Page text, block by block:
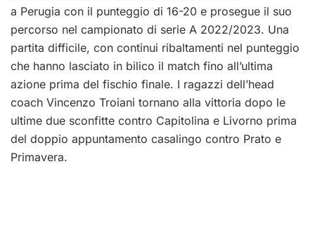
a Perugia con il punteggio di 16-20 e prosegue il suo
percorso nel campionato di serie A 2022/2023. Una
partita difficile, con continui ribaltamenti nel punteggio
che hanno lasciato in bilico il match fino all’ultima
azione prima del fischio finale. I ragazzi dell’head
coach Vincenzo Troiani tornano alla vittoria dopo le
ultime due sconfitte contro Capitolina e Livorno prima
del doppio appuntamento casalingo contro Prato e
Primavera.